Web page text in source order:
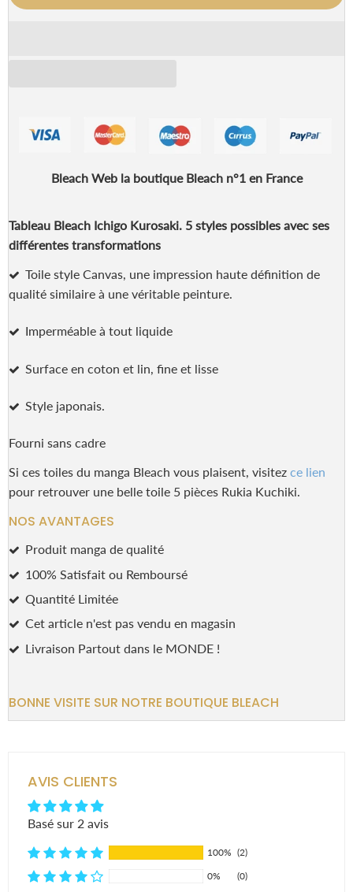
Bleach Web la boutique Bleach n°1 en France
Tableau Bleach Ichigo Kurosaki. 5 styles possibles avec ses
différentes transformations
Toile style Canvas, une impression haute définition de
qualité similaire à une véritable peinture.
Imperméable à tout liquide
Surface en coton et lin, fine et lisse
Style japonais.
Fourni sans cadre
Si ces toiles du manga Bleach vous plaisent, visitez ce lien
pour retrouver une belle toile 5 pièces Rukia Kuchiki.
NOS AVANTAGES
Produit manga de qualité
100% Satisfait ou Remboursé
Quantité Limitée
Cet article n'est pas vendu en magasin
Livraison Partout dans le MONDE !
BONNE VISITE SUR NOTRE BOUTIQUE BLEACH
AVIS CLIENTS
Basé sur 2 avis
100% (2)
0%
(0)